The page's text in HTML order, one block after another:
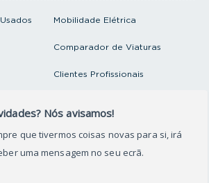
Mobilidade Elétrica
Comparador de Viaturas
Clientes Profissionais
Seguros Protector